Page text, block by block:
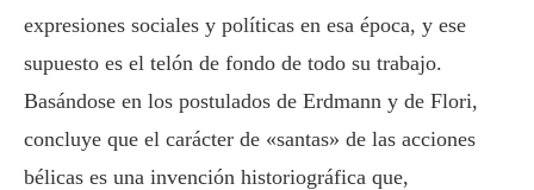
expresiones sociales y políticas en esa época, y ese
supuesto es el telón de fondo de todo su trabajo.
Basándose en los postulados de Erdmann y de Flori,
concluye que el carácter de «santas» de las acciones
bélicas es una invención historiográfica que,